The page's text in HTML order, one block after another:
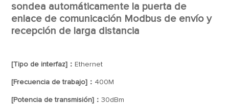
sondea automáticamente la puerta de
enlace de comunicación Modbus de envío y
recepción de larga distancia
[Tipo de interfaz]： Ethernet
[Frecuencia de trabajo]： 400M
[Potencia de transmisión]：30dBm